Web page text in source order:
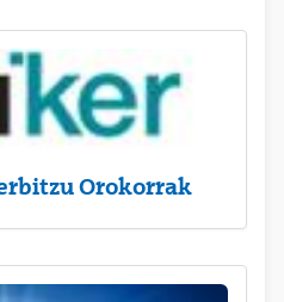
Orokorrak